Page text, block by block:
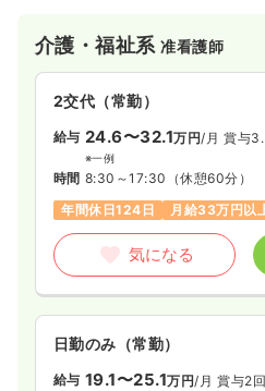
があるため、活気のある雰囲気と
介護・福祉系准看護師
2交代（常勤）
給与 24.6〜32.1万円/月 賞与
※一例
時間 8:30～17:30 （休憩60分）
年間休日124日
月給33万円以
気になる
日勤のみ（常勤）
給与 19.1〜25.1万円/月 賞与2回